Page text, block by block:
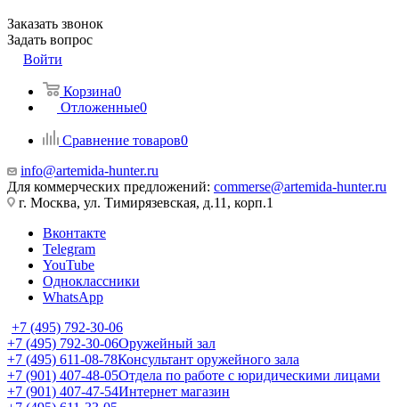
Заказать звонок
Задать вопрос
Войти
Корзина0
Отложенные0
Сравнение товаров0
info@artemida-hunter.ru
Для коммерческих предложений: commerse@artemida-hunter.ru
г. Москва, ул. Тимирязевская, д.11, корп.1
Вконтакте
Telegram
YouTube
Одноклассники
WhatsApp
+7 (495) 792-30-06
+7 (495) 792-30-06Оружейный зал
+7 (495) 611-08-78Консультант оружейного зала
+7 (901) 407-48-05Отдела по работе с юридическими лицами
+7 (901) 407-47-54Интернет магазин